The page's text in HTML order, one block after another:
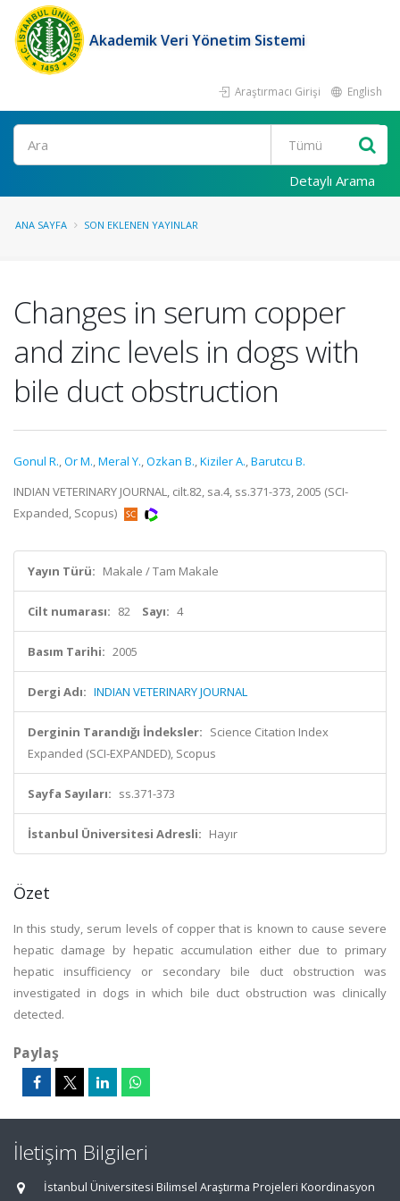
Akademik Veri Yönetim Sistemi
Araştırmacı Girişi English
Ara
Detaylı Arama
ANA SAYFA SON EKLENEN YAYINLAR
Changes in serum copper
and zinc levels in dogs with
bile duct obstruction
Gonul R.,Or M.,Meral Y.,Ozkan B.,Kiziler A.,Barutcu B.
INDIAN VETERINARY JOURNAL, cilt.82, sa.4, ss.371-373, 2005 (SCI-
Expanded, Scopus)
Yayın Türü: Makale / Tam Makale
Cilt numarası: 82 Sayı: 4
Basım Tarihi: 2005
Dergi Adı: INDIAN VETERINARY JOURNAL
Derginin Tarandığı İndeksler: Science Citation Index
Expanded (SCI-EXPANDED), Scopus
Sayfa Sayıları: ss.371-373
İstanbul Üniversitesi Adresli: Hayır
Özet
In this study, serum levels of copper that is known to cause severe
hepatic damage by hepatic accumulation either due to primary
hepatic insufficiency or secondary bile duct obstruction was
investigated in dogs in which bile duct obstruction was clinically
detected.
Paylaş
İletişim Bilgileri
İstanbul Üniversitesi Bilimsel Araştırma Projeleri Koordinasyon